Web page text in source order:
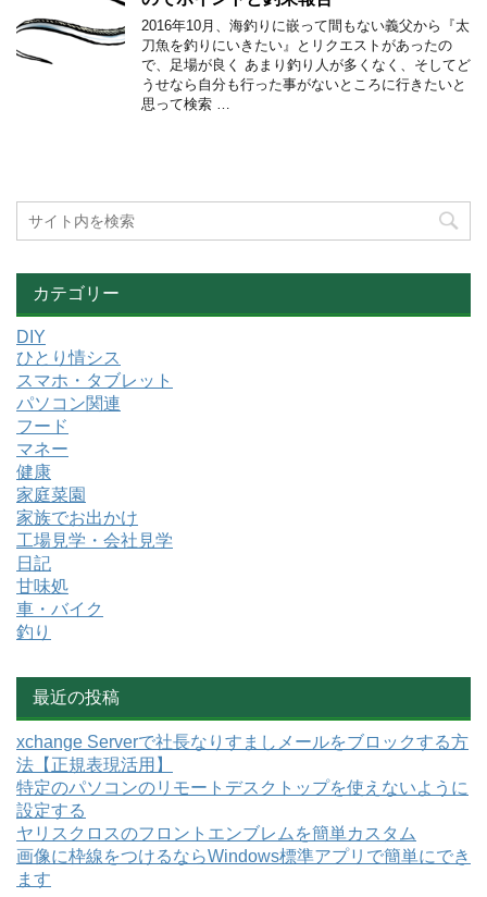
2016年10月、海釣りに嵌って間もない義父から『太
刀魚を釣りにいきたい』とリクエストがあったの
で、足場が良く あまり釣り人が多くなく、そしてど
うせなら自分も行った事がないところに行きたいと
思って検索 …
カテゴリー
DIY
ひとり情シス
スマホ・タブレット
パソコン関連
フード
マネー
健康
家庭菜園
家族でお出かけ
工場見学・会社見学
日記
甘味処
車・バイク
釣り
最近の投稿
xchange Serverで社長なりすましメールをブロックする方
法【正規表現活用】
特定のパソコンのリモートデスクトップを使えないように
設定する
ヤリスクロスのフロントエンブレムを簡単カスタム
画像に枠線をつけるならWindows標準アプリで簡単にでき
ます